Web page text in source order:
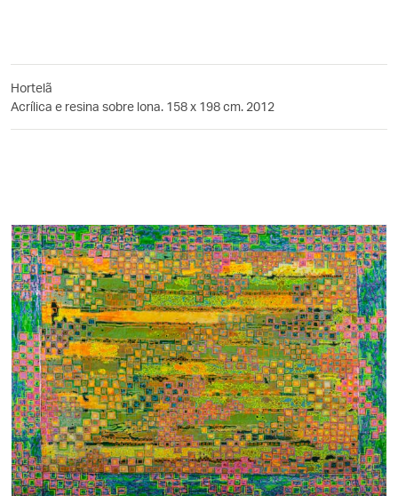
Hortelã
Acrílica e resina sobre lona. 158 x 198 cm. 2012